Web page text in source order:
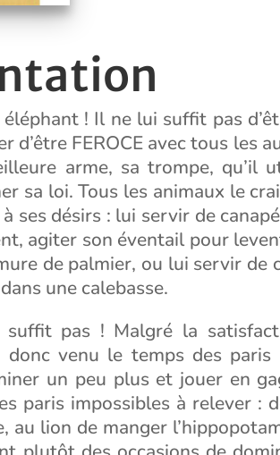
! Il ne lui suffit pas
d’être FEROCE avec tous les
arme, sa trompe, qu’il
sa loi. Tous les animaux le
ses désirs : lui servir de
agiter son éventail pour
de palmier, ou lui servir de
une calebasse.
pas ! Malgré la
donc venu le temps des
un peu plus et jouer en
paris impossibles à relever :
au lion de manger